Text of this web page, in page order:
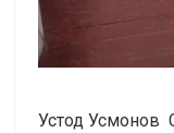
Устод Усмонов